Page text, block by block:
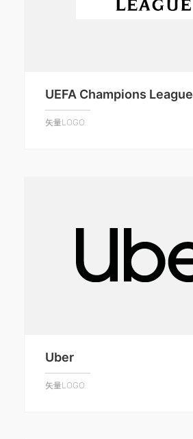
UEFA Champions League
矢量LOGO
Uber
矢量LOGO